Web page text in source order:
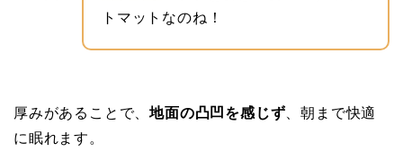
トマットなのね！
厚みがあることで、地面の凸凹を感じず 、朝まで快適
に眠れます。